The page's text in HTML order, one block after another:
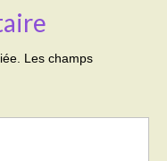
Les champs